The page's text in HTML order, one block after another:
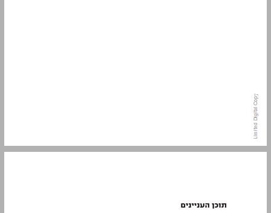
תוכן העניינים ... 7